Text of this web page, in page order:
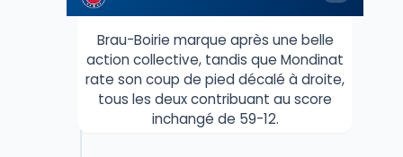
Brau-Boirie marque après une belle
action collective, tandis que Mondinat
rate son coup de pied décalé à droite,
tous les deux contribuant au score
inchangé de 59-12.